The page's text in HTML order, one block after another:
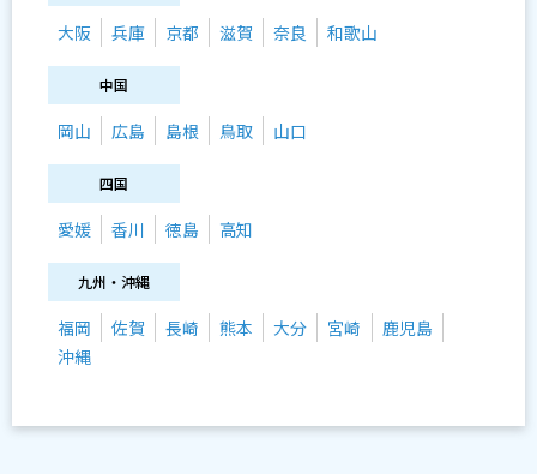
大阪 兵庫 京都 滋賀 奈良 和歌山
中国
岡山 広島 島根 鳥取 山口
四国
愛媛 香川 徳島 高知
九州・沖縄
福岡 佐賀 長崎 熊本 大分 宮崎
鹿児島
沖縄